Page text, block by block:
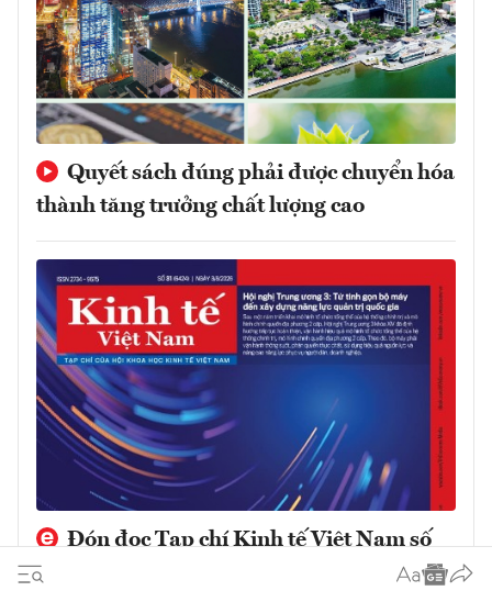
Quyết sách đúng phải được chuyển hóa
thành tăng trưởng chất lượng cao
Đón đọc Tạp chí Kinh tế Việt Nam số
31-2026